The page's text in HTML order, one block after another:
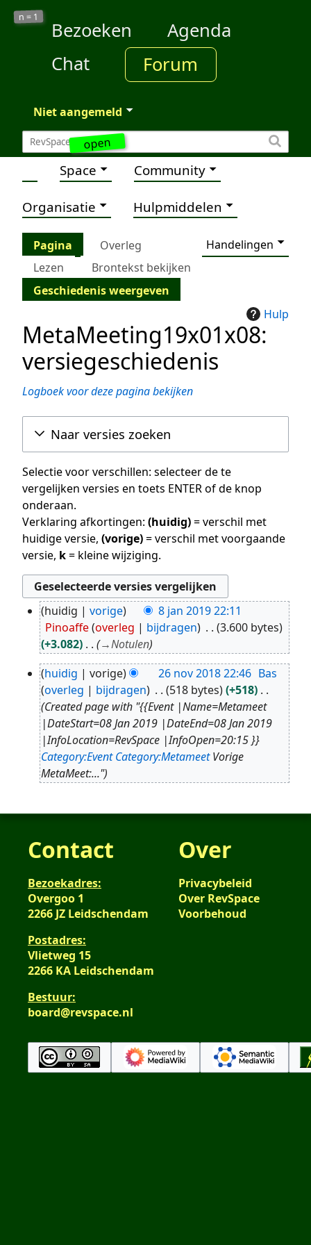
open
n = 1
Bezoeken
Agenda
Chat
Forum
Niet aangemeld
Space Community
Organisatie Hulpmiddelen
Pagina Overleg
Handelingen
Lezen
Brontekst bekijken
Geschiedenis weergeven
Hulp
MetaMeeting19x01x08:
versiegeschiedenis
Logboek voor deze pagina bekijken
Naar versies zoeken
Selectie voor verschillen: selecteer de te
vergelijken versies en toets ENTER of de knop
onderaan.
Verklaring afkortingen: (huidig)= verschil met
huidige versie, (vorige)= verschil met voorgaande
versie, k= kleine wijziging.
8
jan
2019
huidig vorige
8 jan 2019 22:11
Pinoaffe overleg bijdragen
3.600 bytes
+3.082
→Notulen
26
nov
2018
huidig vorige 26 nov 2018 22:46 Bas
overleg
bijdragen 518 bytes
+518
Created page with "{{Event |Name=Metameet
|DateStart=08 Jan 2019 |DateEnd=08 Jan 2019
|InfoLocation=RevSpace |InfoOpen=20:15 }}
Category:Event Category:MetameetVorige
MetaMeet:..."
Contact
Bezoekadres:
Overgoo 1
2266 JZ Leidschendam
Postadres:
Vlietweg 15
2266 KA Leidschendam
Bestuur:
board@revspace.nl
Over
Privacybeleid
Over RevSpace
Voorbehoud